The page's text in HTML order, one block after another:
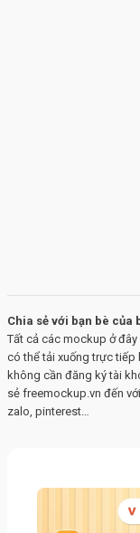
Chia sẻ với bạn bè của
Tất cả các mockup ở
có thể tải xuống trực tiếp
không cần đăng ký tài
sẻ freemockup.vn đến
zalo, pinterest…